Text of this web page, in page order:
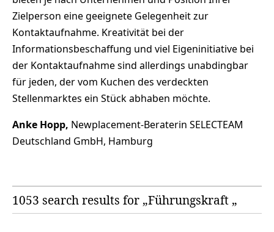
Zielperson eine geeignete Gelegenheit zur
Kontaktaufnahme. Kreativität bei der
Informationsbeschaffung und viel Eigeninitiative bei
der Kontaktaufnahme sind allerdings unabdingbar
für jeden, der vom Kuchen des verdeckten
Stellenmarktes ein Stück abhaben möchte.
Anke Hopp, Newplacement-Beraterin SELECTEAM
Deutschland GmbH, Hamburg
1053 search results for „Führungskraft „